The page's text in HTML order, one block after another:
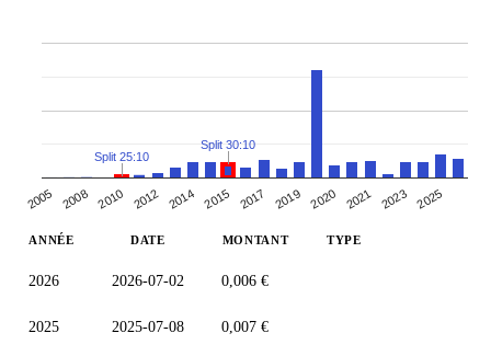
2005 2008 2010 2012 2014 2015 2017 2019 2020 2021 2023 2025
Split 25:10
Split 30:10
ANNÉE DATE MONTANT TYPE
2026 2026-07-02 0,006 €
2025 2025-07-08 0,007 €